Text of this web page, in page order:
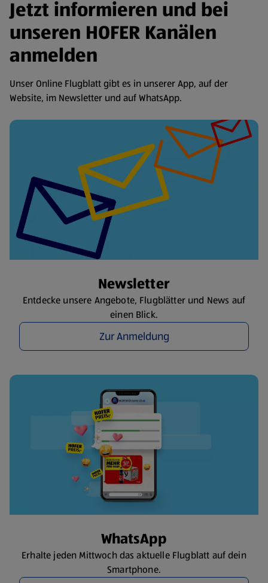
Jetzt informieren und bei
unseren HOFER Kanälen
anmelden
Unser Online Flugblatt gibt es in unserer App, auf der
Website, im Newsletter und auf WhatsApp.
Newsletter
Entdecke unsere Angebote, Flugblätter und News auf
einen Blick.
Zur Anmeldung
WhatsApp
Erhalte jeden Mittwoch das aktuelle Flugblatt auf dein
Smartphone.